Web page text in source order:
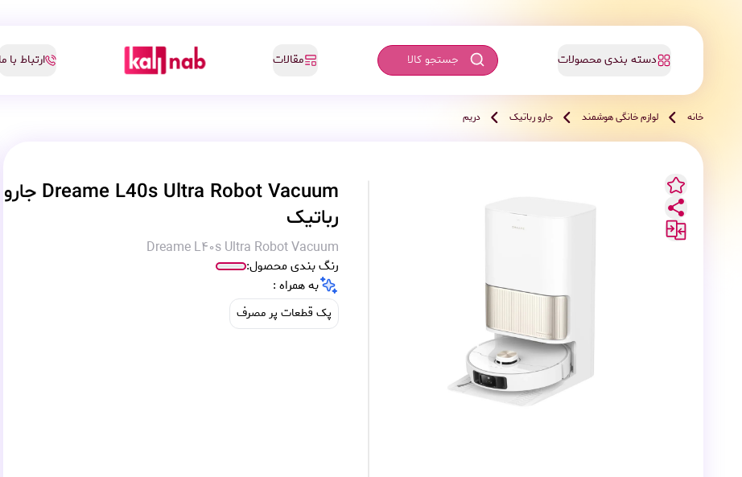
دسته بندی محصولات مقالات ارتباط با ما
خانه لوازم خانگی هوشمند جارو رباتیک دریم
Dreame L40s Ultra Robot Vacuum جارو
رباتیک
Dreame L40s Ultra Robot Vacuum
رنگ بندی محصول:
به همراه :
پک قطعات پر مصرف